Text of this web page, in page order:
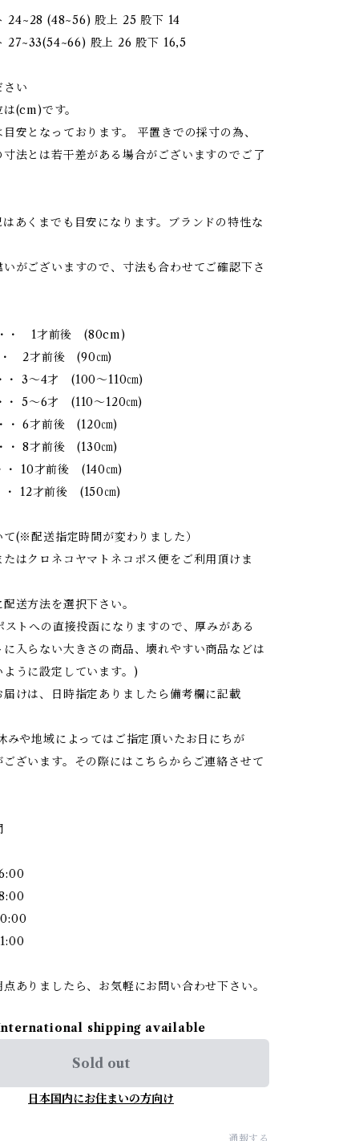
24~28 (48~56) 股上 25 股下 14
27~33(54~66) 股上 26 股下 16,5
い
(cm)です。
安となっております。 平置きでの採寸の為、
法とは若干差がある場合がございますのでご了
あくまでも目安になります。ブランドの特性な
がございますので、寸法も合わせてご確認下さ
・ 1才前後 (80cm)
2才前後 (90㎝)
・ 3～4才 (100～110㎝)
・ 5～6才 (110～120㎝)
6才前後 (120㎝)
8才前後 (130㎝)
10才前後 (140㎝)
12才前後 (150㎝)
(※配送指定時間が変わりました）
はクロネコヤマトネコポス便をご利用頂けま
送方法を選択下さい。
トへの直接投函になりますので、厚みがある
入らない大きさの商品、壊れやすい商品などは
うに設定しています。)
けは、日時指定ありましたら備考欄に記載
や地域によってはご指定頂いたお日にちが
ざいます。その際にはこちらからご連絡させて
ありましたら、お気軽にお問い合わせ下さい。
shipping available
Sold out
日本国内にお住まいの方向け
通報する